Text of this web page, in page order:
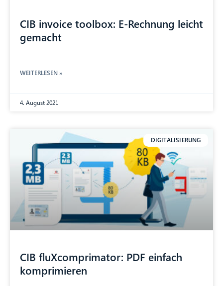
CIB invoice toolbox: E-Rechnung leicht
gemacht
WEITERLESEN »
4. August 2021
DIGITALISIERUNG
CIB fluXcomprimator: PDF einfach
komprimieren